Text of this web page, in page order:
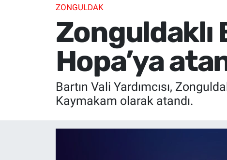
ZONGULDAK
Zonguldaklı
Hopa’ya
Bartın Vali Yardımcısı,
Kaymakam olarak atandı.